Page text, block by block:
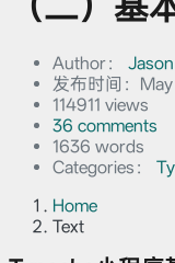
Author：
发布时间：
114911 views
36 comments
1636 words
Categories：
Home
Text